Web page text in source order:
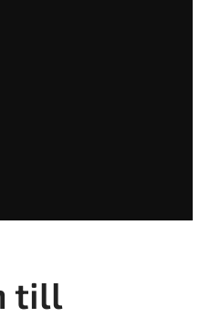
till